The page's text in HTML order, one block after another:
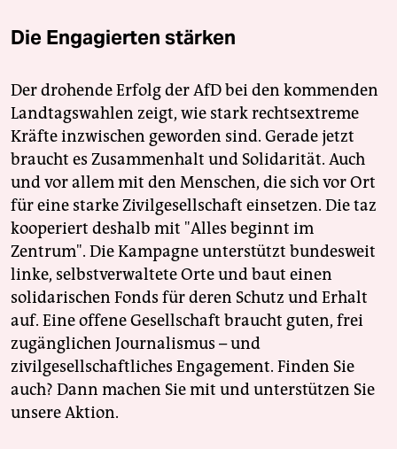
Die Engagierten stärken
Der drohende Erfolg der AfD bei den kommenden
Landtagswahlen zeigt, wie stark rechtsextreme
Kräfte inzwischen geworden sind. Gerade jetzt
braucht es Zusammenhalt und Solidarität. Auch
und vor allem mit den Menschen, die sich vor Ort
für eine starke Zivilgesellschaft einsetzen. Die taz
kooperiert deshalb mit "Alles beginnt im
Zentrum". Die Kampagne unterstützt bundesweit
linke, selbstverwaltete Orte und baut einen
solidarischen Fonds für deren Schutz und Erhalt
auf. Eine offene Gesellschaft braucht guten, frei
zugänglichen Journalismus – und
zivilgesellschaftliches Engagement. Finden Sie
auch? Dann machen Sie mit und unterstützen Sie
unsere Aktion.